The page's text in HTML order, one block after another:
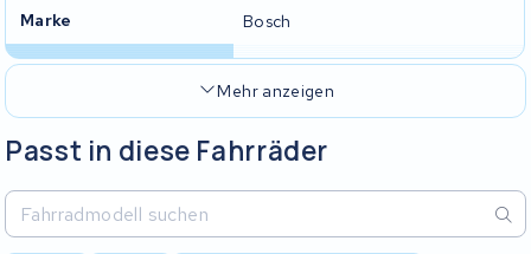
Marke Bosch
Mehr anzeigen
Passt in diese Fahrräder